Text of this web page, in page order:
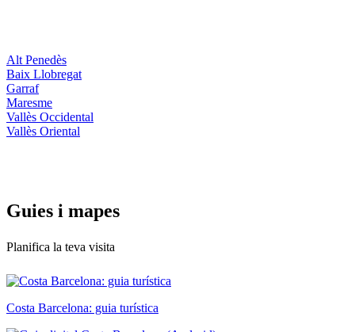
Alt Penedès
Baix Llobregat
Garraf
Maresme
Vallès Occidental
Vallès Oriental
Guies i mapes
Planifica la teva visita
Costa Barcelona: guia turística